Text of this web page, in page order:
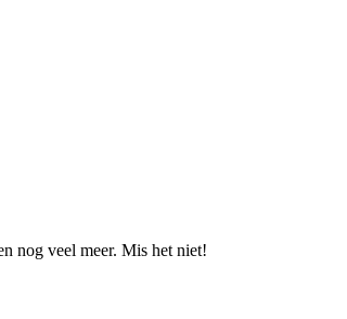
nog veel meer. Mis het niet!